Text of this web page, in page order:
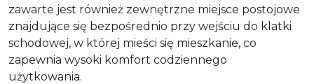
zawarte jest również zewnętrzne miejsce postojowe
znajdujące się bezpośrednio przy wejściu do klatki
schodowej, w której mieści się mieszkanie, co
zapewnia wysoki komfort codziennego
użytkowania.